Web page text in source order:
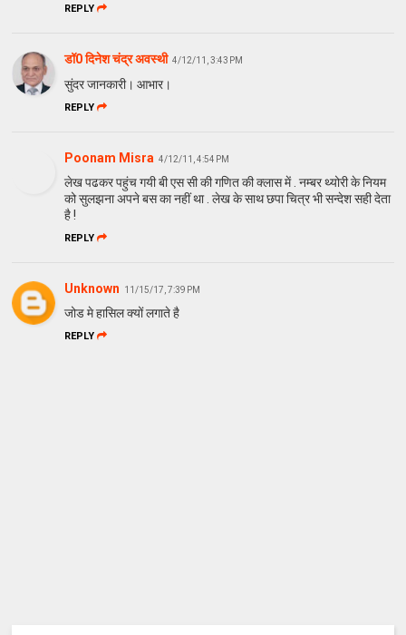
REPLY
डॉ0 दिनेश चंद्र अवस्‍थी 4/12/11, 3:43 PM
सुंदर जानकारी। आभार।
REPLY
Poonam Misra 4/12/11, 4:54 PM
लेख पढकर पहुंच गयी बी एस सी की गणित की क्लास में . नम्बर थ्योरी के नियम
को सुलझना अपने बस का नहीं था . लेख के साथ छपा चित्र भी सन्देश सही देता
है !
REPLY
Unknown 11/15/17, 7:39 PM
जोड मे हासिल क्यों लगाते है
REPLY